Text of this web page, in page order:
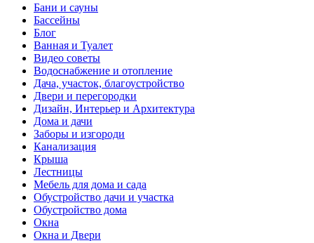
Бани и сауны
Бассейны
Блог
Ванная и Туалет
Видео советы
Водоснабжение и отопление
Дача, участок, благоустройство
Двери и перегородки
Дизайн, Интерьер и Архитектура
Дома и дачи
Заборы и изгороди
Канализация
Крыша
Лестницы
Мебель для дома и сада
Обустройство дачи и участка
Обустройство дома
Окна
Окна и Двери